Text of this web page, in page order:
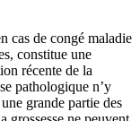
cas de congé maladie
constitue une
récente de la
pathologique n’y
grande partie des